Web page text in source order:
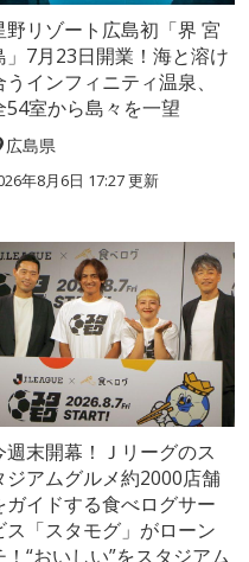
野リゾート広島初「界 宮
」7月23日開業！海と溶け
うインフィニティ温泉、
54室から島々を一望
広島県
年8月6日 17:27更新
週末開幕！Ｊリーグのス
ジアムグルメ約2000店舗
ガイドする食べログサー
ス「スタモグ」がローン
！“おいしい”をスタジアム